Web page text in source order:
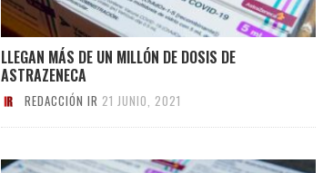
LLEGAN MÁS DE UN MILLÓN DE DOSIS DE
ASTRAZENECA
REDACCIÓN IR 21 JUNIO, 2021